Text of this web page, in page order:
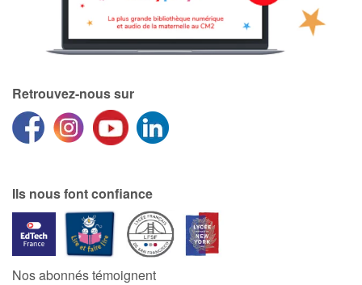
Retrouvez-nous sur
Ils nous font confiance
Nos abonnés témoignent